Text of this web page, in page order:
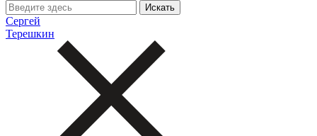
Сергей
Терешкин